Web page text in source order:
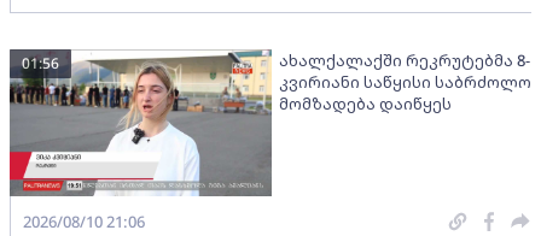
ახალქალაქში რეკრუტებმა 8-
კვირიანი საწყისი საბრძოლო
მომზადება დაიწყეს
01:56
2026/08/10 21:06